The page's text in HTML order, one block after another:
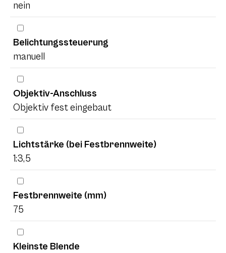
nein
Belichtungssteuerung
manuell
Objektiv-Anschluss
Objektiv fest eingebaut
Lichtstärke (bei Festbrennweite)
1:3,5
Festbrennweite (mm)
75
Kleinste Blende